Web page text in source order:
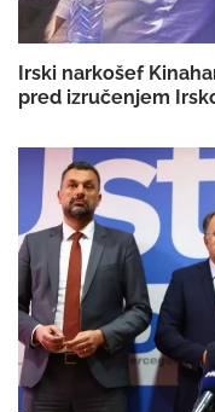
Irski narkošef
pred izručenjem